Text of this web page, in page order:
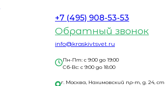
+7 (495) 908-53-53
Обратный звонок
info@kraskivtsvet.ru
Пн-Пт: с 9:00 до 19:00
Сб-Вс: с 9:00 до 18:00
г. Москва, Нахимовский пр-т, д. 24,